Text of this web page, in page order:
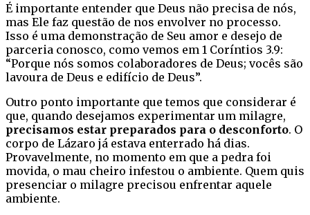
É importante entender que Deus não precisa de nós,
mas Ele faz questão de nos envolver no processo.
Isso é uma demonstração de Seu amor e desejo de
parceria conosco, como vemos em 1 Coríntios 3.9:
“Porque nós somos colaboradores de Deus; vocês são
lavoura de Deus e edifício de Deus”.
Outro ponto importante que temos que considerar é
que, quando desejamos experimentar um milagre,
precisamos estar preparados para o desconforto. O
corpo de Lázaro já estava enterrado há dias.
Provavelmente, no momento em que a pedra foi
movida, o mau cheiro infestou o ambiente. Quem quis
presenciar o milagre precisou enfrentar aquele
ambiente.